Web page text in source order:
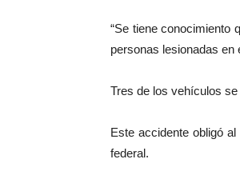
“Se tiene conocimiento
personas lesionadas en
Tres de los vehículos se
Este accidente obligó
federal.